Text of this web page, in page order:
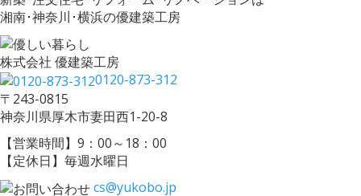
湘南･神奈川･横浜の優建築工房
株式会社 優建築工房
0120-873-312
〒243-0815
神奈川県厚木市妻田西1-20-8
【営業時間】9：00～18：00
【定休日】毎週水曜日
cs@yukobo.jp